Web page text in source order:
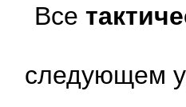
Все
следующем